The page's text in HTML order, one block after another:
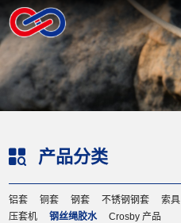
Select Language▼
产品分类
铝套 铜套 钢套 不锈钢钢套 索具
压套机
钢丝绳胶水 Crosby 产品